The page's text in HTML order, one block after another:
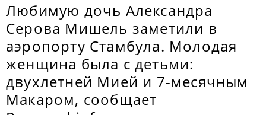
Любимую дочь Александра
Серова Мишель заметили в
аэропорту Стамбула. Молодая
женщина была с детьми:
двухлетней Мией и 7-месячным
Макаром, сообщает